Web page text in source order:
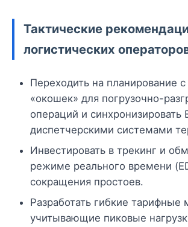
Тактические
логистических
Переходить на планирование
«окошек» для погрузочно-
операций и синхронизировать
диспетчерскими системами
Инвестировать в трекинг и
режиме реального времени
сокращения простоев.
Разработать гибкие тарифные
учитывающие пиковые